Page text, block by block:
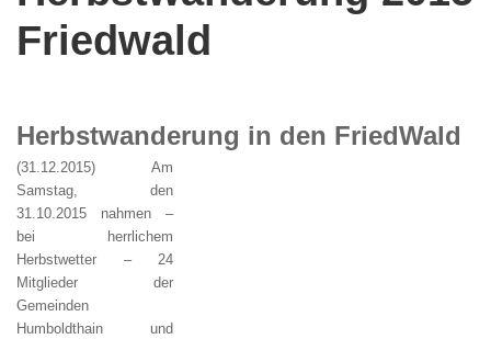
Friedwald
Herbstwanderung in den FriedWald
(31.12.2015) Am
Samstag, den
31.10.2015 nahmen –
bei herrlichem
Herbstwetter – 24
Mitglieder der
Gemeinden
Humboldthain und